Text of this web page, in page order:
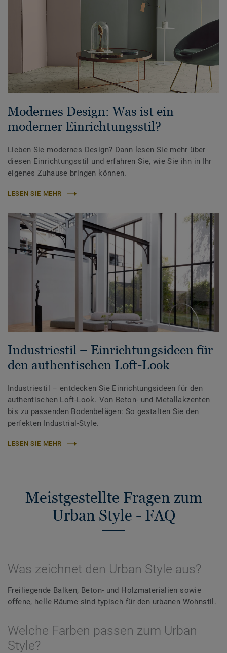
Modernes Design: Was ist ein
moderner Einrichtungsstil?
Lieben Sie modernes Design? Dann lesen Sie mehr über
diesen Einrichtungsstil und erfahren Sie, wie Sie ihn in Ihr
eigenes Zuhause bringen können.
LESEN SIE MEHR
Industriestil – Einrichtungsideen für
den authentischen Loft-Look
Industriestil – entdecken Sie Einrichtungsideen für den
authentischen Loft-Look. Von Beton- und Metallakzenten
bis zu passenden Bodenbelägen: So gestalten Sie den
perfekten Industrial-Style.
LESEN SIE MEHR
Meistgestellte Fragen zum
Urban Style - FAQ
Was zeichnet den Urban Style aus?
Freiliegende Balken, Beton- und Holzmaterialien sowie
offene, helle Räume sind typisch für den urbanen Wohnstil.
Welche Farben passen zum Urban
Style?